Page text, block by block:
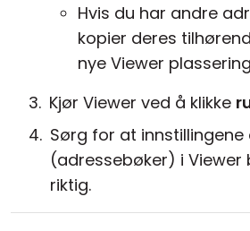
Hvis du har andre
kopier deres
nye Viewer
Kjør Viewer ved å klikke
Sørg for at
(adressebøker) i
riktig.